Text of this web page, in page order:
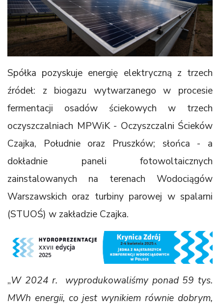
Spółka pozyskuje energię elektryczną z trzech
źródeł: z biogazu wytwarzanego w procesie
fermentacji osadów ściekowych w trzech
oczyszczalniach MPWiK - Oczyszczalni Ścieków
Czajka, Południe oraz Pruszków; słońca - a
dokładnie paneli fotowoltaicznych
zainstalowanych na terenach Wodociągów
Warszawskich oraz turbiny parowej w spalarni
(STUOŚ) w zakładzie Czajka.
„W 2024 r. wyprodukowaliśmy ponad 5️9 tys.
MWh energii, co jest wynikiem równie dobrym,